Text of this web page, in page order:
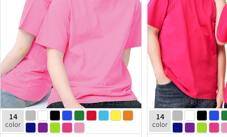
14
color
14
color